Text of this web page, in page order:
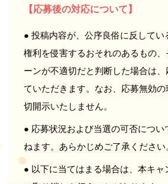
【応募後の対応について】
● 投稿内容が、公序良俗に反してい
権利を侵害するおそれのあるもの
ーンが不適切だと判断した場合は
ていただきます。なお、応募無効
切開示いたしません。
● 応募状況および当選の可否につい
ねます。あらかじめご了承ください
● 以下に当てはまる場合は、本キャ